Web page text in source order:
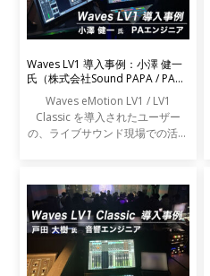
Waves LV1 導入事例：小澤 健一
氏（株式会社Sound PAPA / PAエ
Waves eMotion LV1 / LV1
Classic を導入されたユーザー
の、ライブサウンド現場での活用